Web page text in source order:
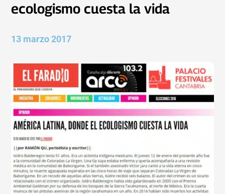
ecologismo cuesta la vida
13 marzo 2017